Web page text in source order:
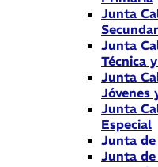
Junta
Junta
Técnica
Junta
Jóvenes
Junta
Especial
Junta de
Junta